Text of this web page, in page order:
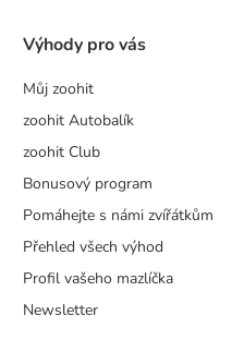
Výhody pro vás
Můj zoohit
zoohit Autobalík
zoohit Club
Bonusový program
Pomáhejte s námi zvířátkům
Přehled všech výhod
Profil vašeho mazlíčka
Newsletter